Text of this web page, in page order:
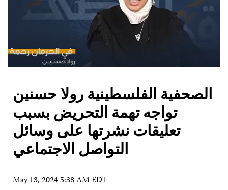
الصحفية الفلسطينية رولا حسنين
تواجه تهمة التحريض بسبب
تعليقات نشرتها على وسائل
التواصل الاجتماعي
May 13, 2024 5:38 AM EDT